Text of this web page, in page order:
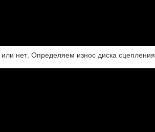
нет. Определяем износ диска сцепления